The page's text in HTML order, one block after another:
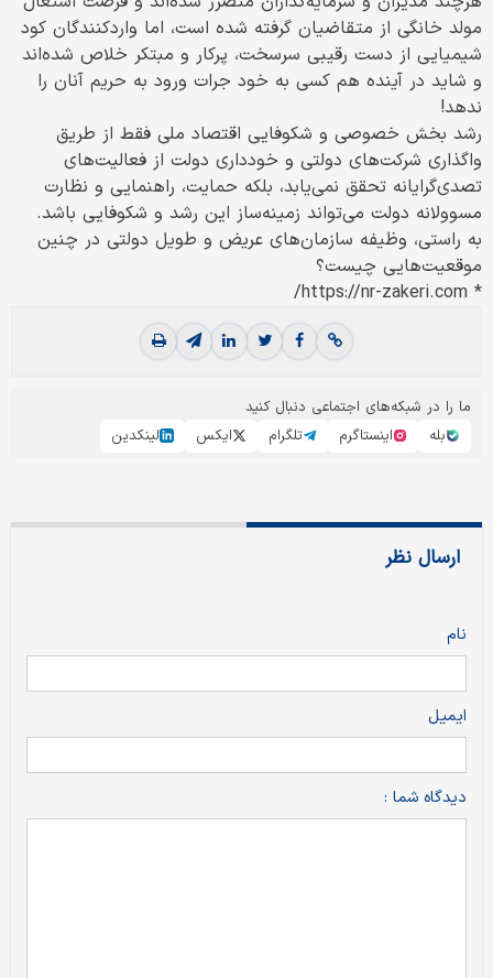
مولد خانگی از متقاضیان گرفته شده است، اما واردکنندگان کود
شیمیایی از دست رقیبی سرسخت، پرکار و مبتکر خلاص شده‌اند
و شاید در آینده هم کسی به خود جرات ورود به حریم آنان را
ندهد!
رشد بخش خصوصی و شکوفایی اقتصاد ملی فقط از طریق
واگذاری شرکت‌های دولتی و خودداری دولت از فعالیت‌های
تصدی‌گرایانه تحقق نمی‌یابد، بلکه حمایت، راهنمایی و نظارت
مسوولانه دولت می‌تواند زمینه‌ساز این رشد و شکوفایی باشد.
به راستی، وظیفه سازمان‌های عریض و طویل دولتی در چنین
موقعیت‌هایی چیست؟
* https://nr-zakeri.com/
ما را در شبکه‌های اجتماعی دنبال کنید
بله
اینستاگرم تلگرام ایکس لینکدین
ارسال نظر
نام
ایمیل
دیدگاه شما :